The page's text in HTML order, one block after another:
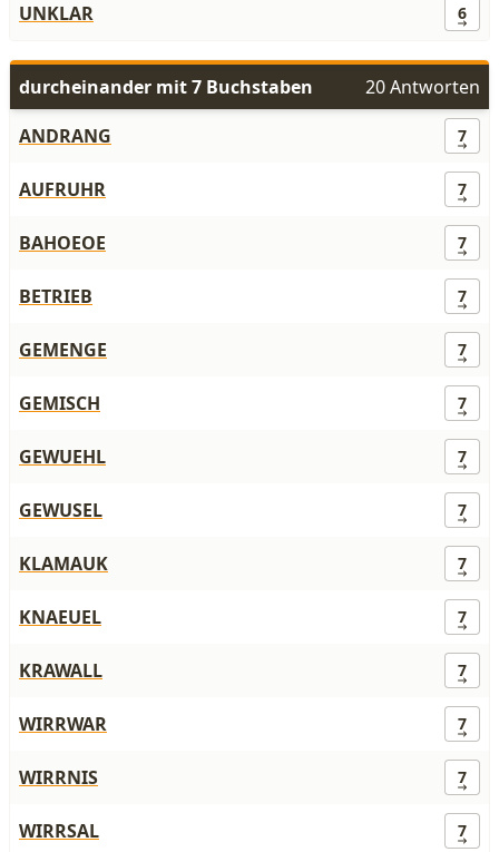
UNKLAR 6
durcheinander mit 7 Buchstaben
20 Antworten
ANDRANG
7
AUFRUHR 7
BAHOEOE 7
BETRIEB 7
GEMENGE 7
GEMISCH 7
GEWUEHL 7
GEWUSEL 7
KLAMAUK 7
KNAEUEL 7
KRAWALL 7
WIRRWAR 7
WIRRNIS 7
WIRRSAL 7